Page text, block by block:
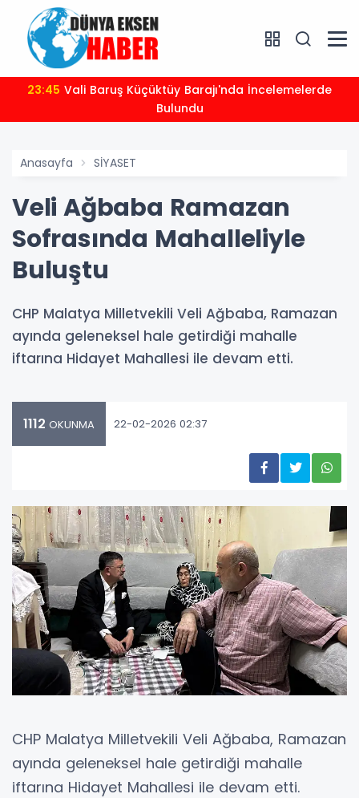
23:45
Bulundu
Anasayfa SİYASET
Veli Ağbaba Ramazan
Sofrasında Mahalleliyle
Buluştu
CHP Malatya Milletvekili Veli Ağbaba, Ramazan
ayında geleneksel hale getirdiği mahalle
iftarına Hidayet Mahallesi ile devam etti.
1112 OKUNMA 22-02-2026 02:37
CHP Malatya Milletvekili Veli Ağbaba, Ramazan
ayında geleneksel hale getirdiği mahalle
iftarına Hidayet Mahallesi ile devam etti.